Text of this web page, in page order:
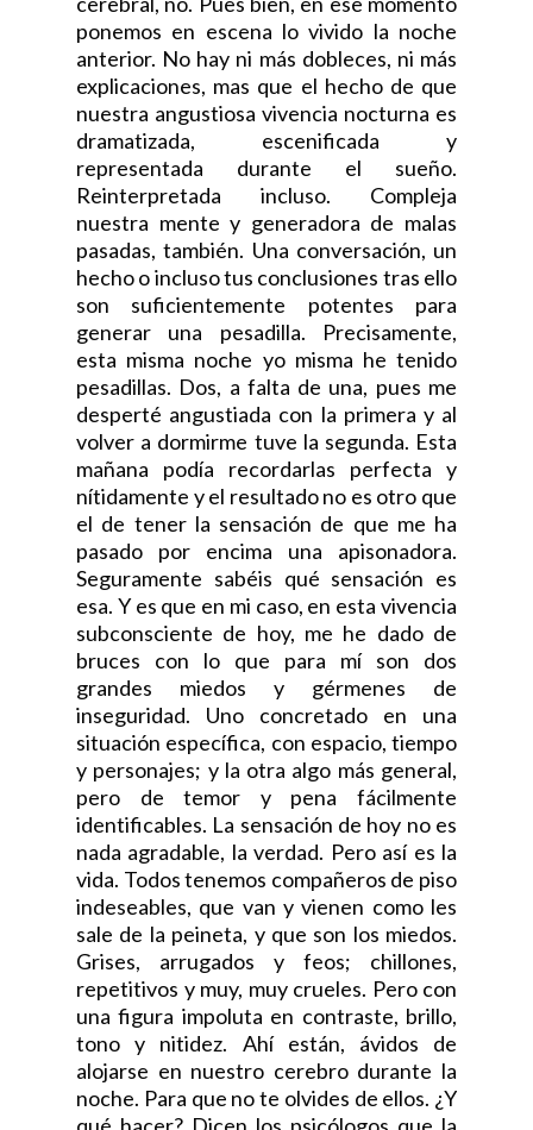
ponemos en escena lo vivido la noche
anterior. No hay ni más dobleces, ni más
explicaciones, mas que el hecho de que
nuestra angustiosa vivencia nocturna es
dramatizada, escenificada y
representada durante el sueño.
Reinterpretada incluso. Compleja
nuestra mente y generadora de malas
pasadas, también. Una conversación, un
hecho o incluso tus conclusiones tras ello
son suficientemente potentes para
generar una pesadilla. Precisamente,
esta misma noche yo misma he tenido
pesadillas. Dos, a falta de una, pues me
desperté angustiada con la primera y al
volver a dormirme tuve la segunda. Esta
mañana podía recordarlas perfecta y
nítidamente y el resultado no es otro que
el de tener la sensación de que me ha
pasado por encima una apisonadora.
Seguramente sabéis qué sensación es
esa. Y es que en mi caso, en esta vivencia
subconsciente de hoy, me he dado de
bruces con lo que para mí son dos
grandes miedos y gérmenes de
inseguridad. Uno concretado en una
situación específica, con espacio, tiempo
y personajes; y la otra algo más general,
pero de temor y pena fácilmente
identificables. La sensación de hoy no es
nada agradable, la verdad. Pero así es la
vida. Todos tenemos compañeros de piso
indeseables, que van y vienen como les
sale de la peineta, y que son los miedos.
Grises, arrugados y feos; chillones,
repetitivos y muy, muy crueles. Pero con
una figura impoluta en contraste, brillo,
tono y nitidez. Ahí están, ávidos de
alojarse en nuestro cerebro durante la
noche. Para que no te olvides de ellos. ¿Y